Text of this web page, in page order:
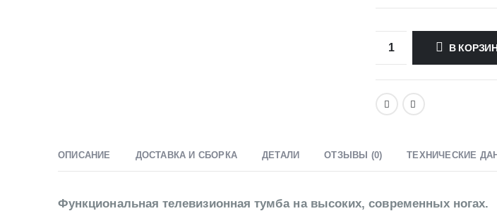
В
ОПИСАНИЕ ДОСТАВКА И СБОРКА ДЕТАЛИ ОТЗЫВЫ (0) ТЕХНИЧЕСКИЕ
Функциональная телевизионная тумба на высоких, современных ногах.